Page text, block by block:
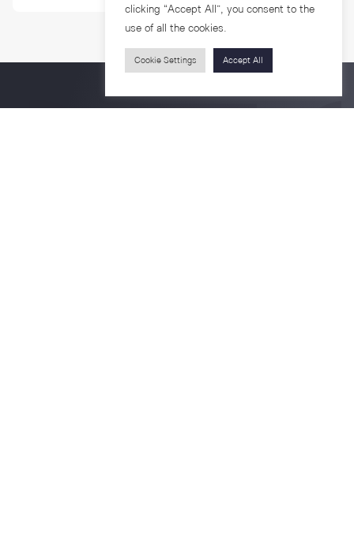
clicking “Accept All”, you consent to the
use of all the cookies.
Cookie Settings Accept All